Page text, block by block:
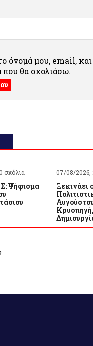
όνομά μου, email,
θα σχολιάσω.
σχόλια
Ψήφισμα
07/08/2026,
Ξεκινάει